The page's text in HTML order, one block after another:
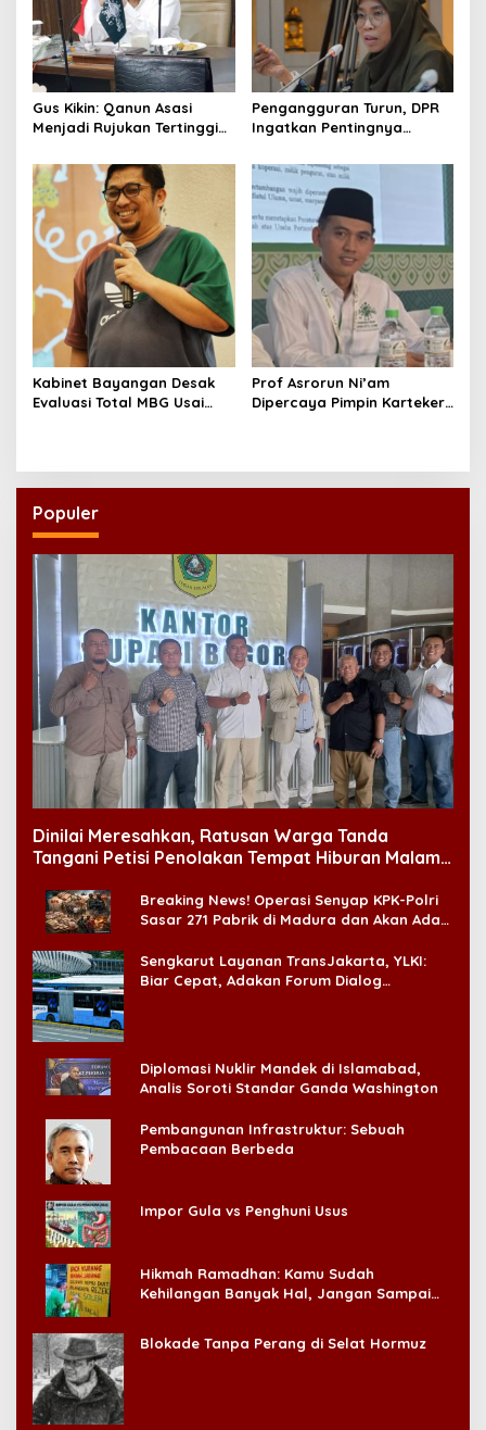
Gus Kikin: Qanun Asasi
Menjadi Rujukan Tertinggi
Pengangguran Turun, DPR
Ingatkan Pentingnya
yang Layak
Kabinet Bayangan Desak
Evaluasi Total MBG Usai
Prof Asrorun Ni’am
Dipercaya Pimpin Karteker
Populer
Dinilai Meresahkan, Ratusan Warga Tanda
Tangani Petisi Penolakan Tempat Hiburan Malam
Breaking News! Operasi Senyap KPK-Polri
Sasar 271 Pabrik di Madura dan Akan Ada
Sengkarut Layanan TransJakarta, YLKI:
Biar Cepat, Adakan Forum Dialog
Diplomasi Nuklir Mandek di Islamabad,
Analis Soroti Standar Ganda Washington
Pembangunan Infrastruktur: Sebuah
Pembacaan Berbeda
Impor Gula vs Penghuni Usus
Hikmah Ramadhan: Kamu Sudah
Kehilangan Banyak Hal, Jangan Sampai
Blokade Tanpa Perang di Selat Hormuz